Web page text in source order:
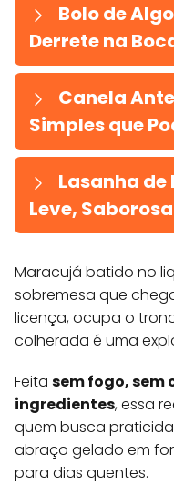
Bolo de
Derrete na
Canela
Simples que
Lasanha de
Leve,
Maracujá batido no
sobremesa que
licença, ocupa o
colherada é uma
Feita sem fogo, sem
ingredientes, essa
quem busca
abraço gelado em
para dias quentes.